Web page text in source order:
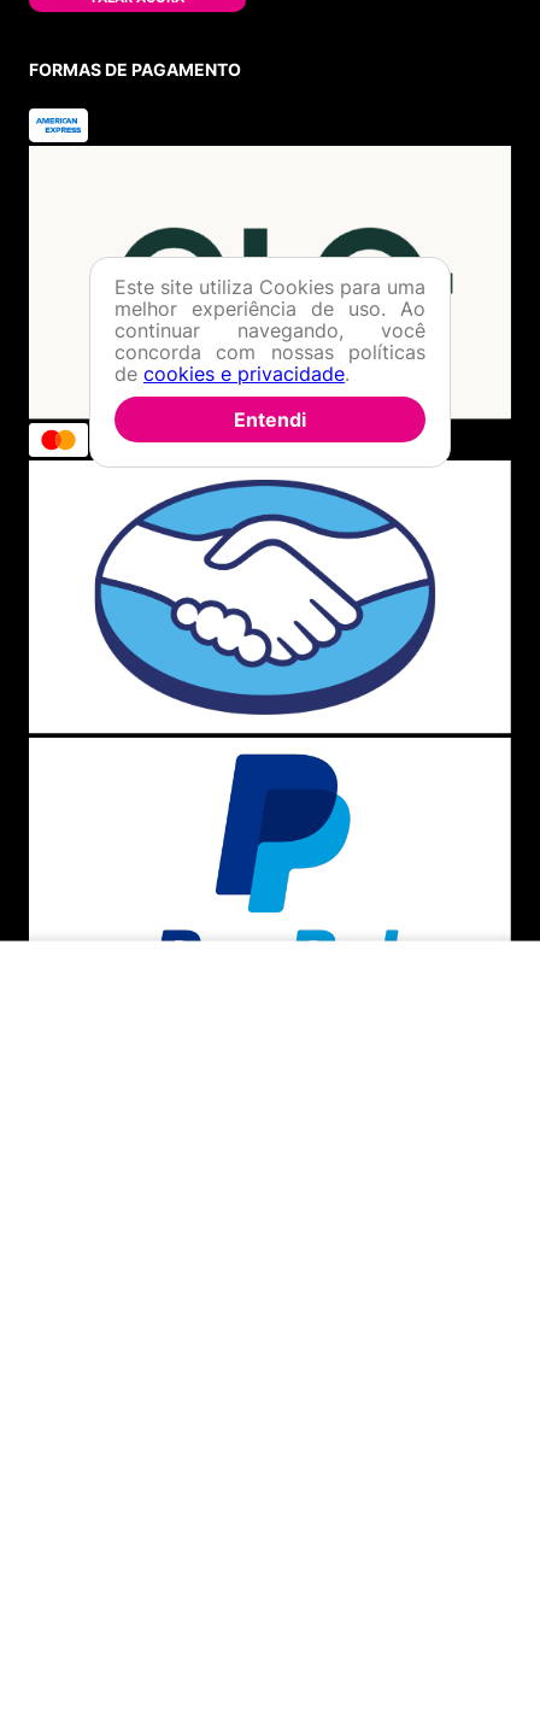
FORMAS DE PAGAMENTO
Este site utiliza Cookies para uma
melhor experiência de uso. Ao
continuar navegando, você
concorda com nossas políticas
de cookies e privacidade.
Entendi